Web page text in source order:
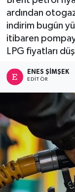
ardından otogaz
indirim bugün
itibaren
LPG fiyatları
ENES ŞIMŞEK
EDITÖR